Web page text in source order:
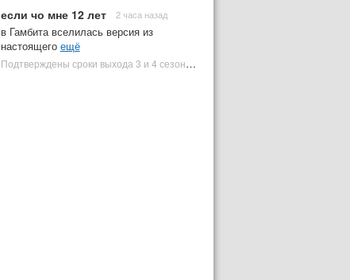
если чо мне 12 лет 2 часа назад
в Гамбита вселилась версия из
настоящего ещё
Подтверждены сроки выхода 3 и 4 сезонов «Людей Икс '97» | Plugged In Ru